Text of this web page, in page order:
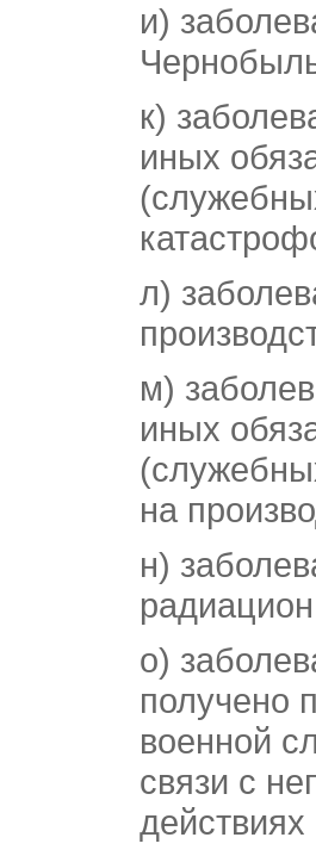
и)
к)
иных
л)
м)
иных
на
н)
о)
получено
военной
связи с